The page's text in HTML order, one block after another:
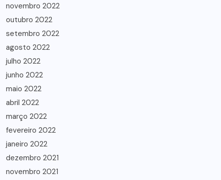
novembro 2022
outubro 2022
setembro 2022
agosto 2022
julho 2022
junho 2022
maio 2022
abril 2022
março 2022
fevereiro 2022
janeiro 2022
dezembro 2021
novembro 2021